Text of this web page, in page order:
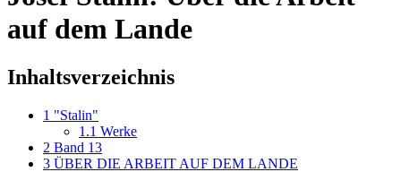
auf dem Lande
Inhaltsverzeichnis
1 "Stalin"
1.1 Werke
2 Band 13
3 ÜBER DIE ARBEIT AUF DEM LANDE